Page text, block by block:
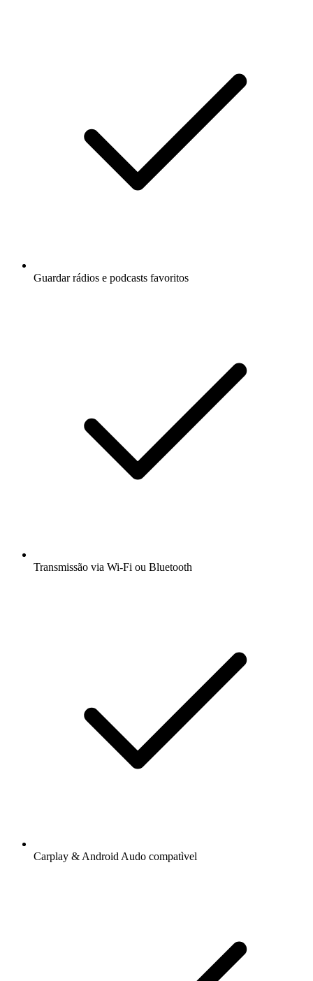
Guardar rádios e podcasts favoritos
Transmissão via Wi-Fi ou Bluetooth
Carplay & Android Audo compatìvel